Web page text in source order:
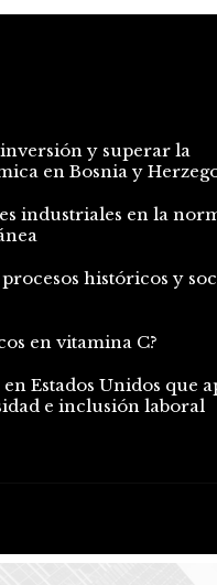
y superar la
en Bosnia y
industriales en la
históricos y
en vitamina C?
Estados Unidos que
e inclusión laboral